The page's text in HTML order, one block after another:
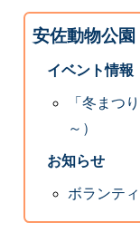
安佐動物公園
イベント情報
「冬ま
～）
お知らせ
ボランテ